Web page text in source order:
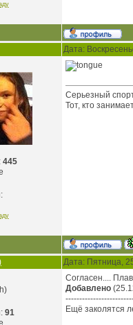
Дата:
445
Серьезный
Тот, кто
Дата: Пятница,
91
Согласен....
Добавлено
Ещё заколятся